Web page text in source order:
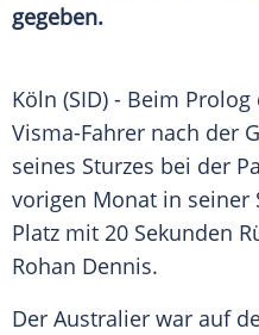
gegeben.
Köln (SID) - Beim Prolog
Visma-Fahrer nach der
seines Sturzes bei der
vorigen Monat in seiner
Platz mit 20 Sekunden
Rohan Dennis.
Der Australier war auf